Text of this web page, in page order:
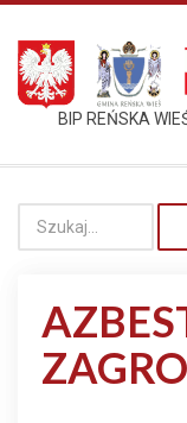
BIP REŃSKA